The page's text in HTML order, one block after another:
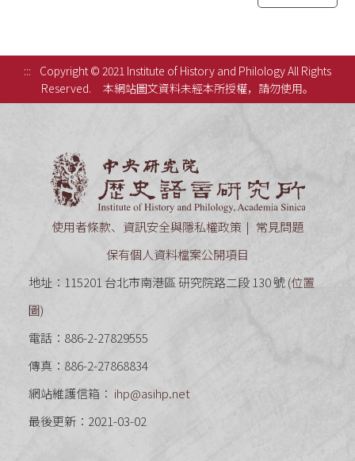
:::
Copyright © 2021 Institute of History and Philology All Rights
Reserved.
本網站圖文資料未經本所授權，請勿使用。
使用者條款、資訊安全與隱私權政策
常見問題
保有個人資料檔案公開項目
地址：115201 台北市南港區 研究院路二段 130 號 (位置
圖)
電話：886-2-27829555
傳真：886-2-27868834
網站維護信箱： ihp@asihp.net
最後更新：2021-03-02